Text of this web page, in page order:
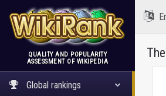
WikiRank
QUALITY AND POPULARITY
ASSESSMENT OF WIKIPEDIA
Global rankings